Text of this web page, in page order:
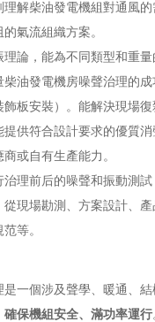
解柴油發電機組對通風
氣流組織方案。
論，能為不同類型和重
油發電機房噪聲治理的
板安裝）。能解決現場
供符合設計要求的優質
或自有生產能力。
理前后的噪聲和振動測
現場勘測、方案設計、
等。
一個涉及聲學、暖通、
保機組安全、滿功率運行